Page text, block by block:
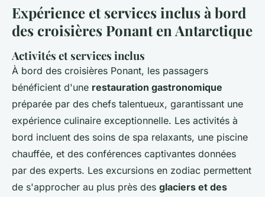
Expérience et services inclus à bord
des croisières Ponant en Antarctique
Activités et services inclus
À bord des croisières Ponant, les passagers
bénéficient d'une restauration gastronomique
préparée par des chefs talentueux, garantissant une
expérience culinaire exceptionnelle. Les activités à
bord incluent des soins de spa relaxants, une piscine
chauffée, et des conférences captivantes données
par des experts. Les excursions en zodiac permettent
de s'approcher au plus près des glaciers et des